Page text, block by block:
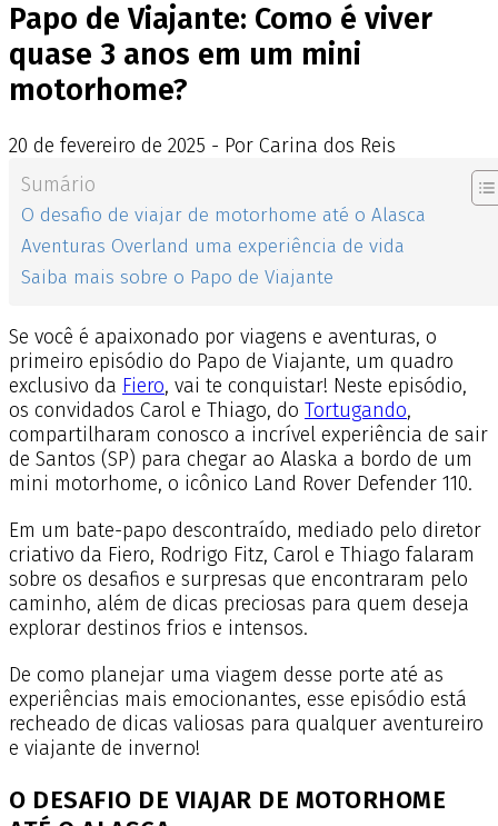
Papo de Viajante: Como é viver
quase 3 anos em um mini
motorhome?
20 de fevereiro de 2025 - Por Carina dos Reis
Sumário
O desafio de viajar de motorhome até o Alasca
Aventuras Overland uma experiência de vida
Saiba mais sobre o Papo de Viajante
Se você é apaixonado por viagens e aventuras, o
primeiro episódio do Papo de Viajante, um quadro
exclusivo da Fiero, vai te conquistar! Neste episódio,
os convidados Carol e Thiago, do Tortugando,
compartilharam conosco a incrível experiência de sair
de Santos (SP) para chegar ao Alaska a bordo de um
mini motorhome, o icônico Land Rover Defender 110.
Em um bate-papo descontraído, mediado pelo diretor
criativo da Fiero, Rodrigo Fitz, Carol e Thiago falaram
sobre os desafios e surpresas que encontraram pelo
caminho, além de dicas preciosas para quem deseja
explorar destinos frios e intensos.
De como planejar uma viagem desse porte até as
experiências mais emocionantes, esse episódio está
recheado de dicas valiosas para qualquer aventureiro
e viajante de inverno!
O DESAFIO DE VIAJAR DE MOTORHOME